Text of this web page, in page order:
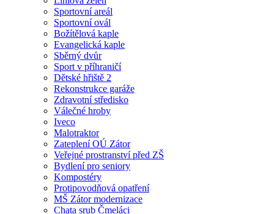
Sportovní areál
Sportovní ovál
Božítělová kaple
Evangelická kaple
Sběrný dvůr
Sport v příhraničí
Dětské hřiště 2
Rekonstrukce garáže
Zdravotní středisko
Válečné hroby
Iveco
Malotraktor
Zateplení OÚ Zátor
Veřejné prostranství před ZŠ
Bydlení pro seniory
Kompostéry
Protipovodňová opatření
MŠ Zátor modernizace
Chata srub Čmeláci